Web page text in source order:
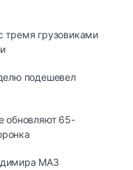
тремя грузовиками
подешевел
обновляют 65-
МАЗ